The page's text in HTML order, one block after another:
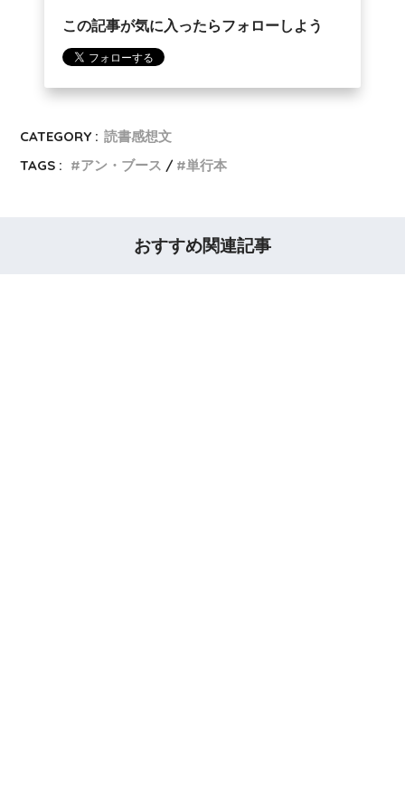
この記事が気に入ったらフォローしよう
CATEGORY : 読書感想文
TAGS :
アン・ブース 単行本
おすすめ関連記事